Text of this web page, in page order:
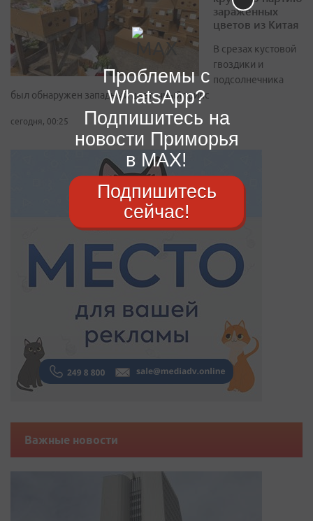
зараженных
цветов из Китая
В срезах кустовой
гвоздики и
подсолнечника
был обнаружен западный цветочный трипс
сегодня, 00:25
Важные новости
Проблемы с
WhatsApp?
Подпишитесь на
новости Приморья
в MAX!
Подпишитесь
сейчас!